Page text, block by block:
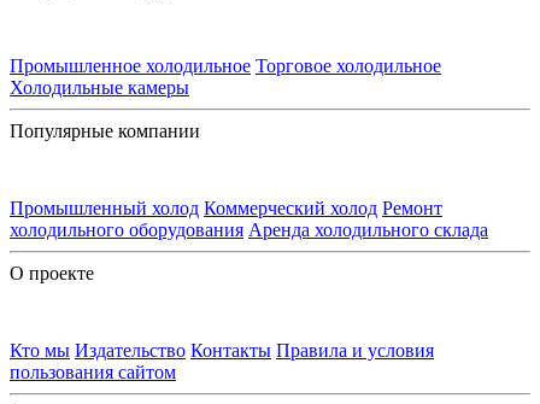
Промышленное холодильное Торговое холодильное
Холодильные камеры
Популярные компании
Промышленный холод Коммерческий холод Ремонт
холодильного оборудования Аренда холодильного склада
О проекте
Кто мы Издательство Контакты Правила и условия
пользования сайтом